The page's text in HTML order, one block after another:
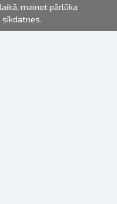
mainot pārlūka